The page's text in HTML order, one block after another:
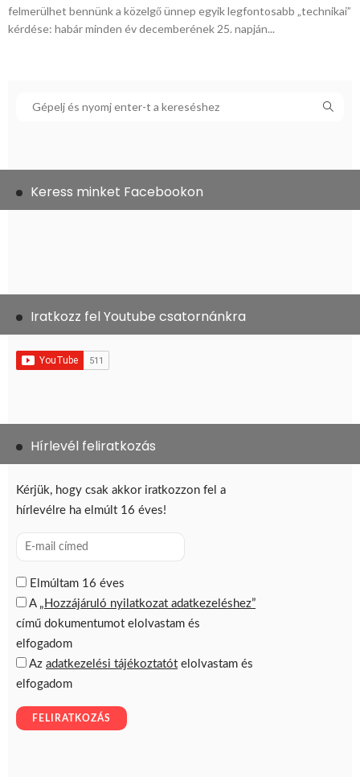
felmerülhet bennünk a közelgő ünnep egyik legfontosabb „technikai”
kérdése: habár minden év decemberének 25. napján...
Keress minket Facebookon
Iratkozz fel Youtube csatornánkra
Hírlevél feliratkozás